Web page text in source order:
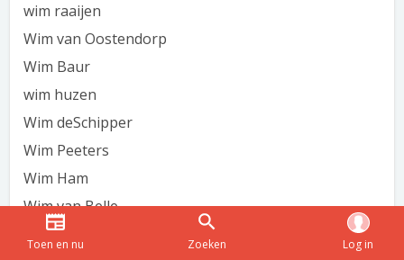
wim raaijen
Wim van Oostendorp
Wim Baur
wim huzen
Wim deSchipper
Wim Peeters
Wim Ham
Wim van Belle
WIM REUVEKAMP
Toen en nu Zoeken Log in